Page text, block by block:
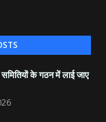
के गठन में लाई जाए